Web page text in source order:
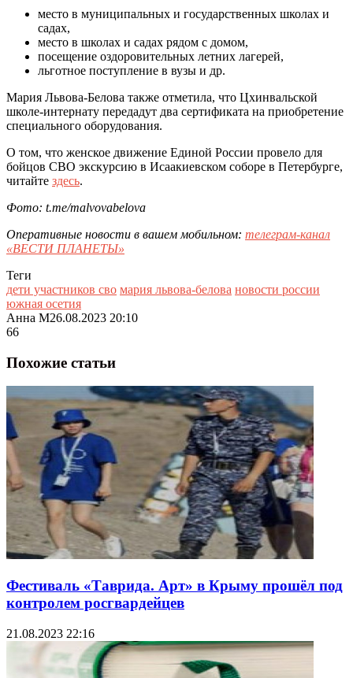
место в муниципальных и государственных школах и
садах,
место в школах и садах рядом с домом,
посещение оздоровительных летних лагерей,
льготное поступление в вузы и др.
Мария Львова-Белова также отметила, что Цхинвальской
школе-интернату передадут два сертификата на приобретение
специального оборудования.
О том, что женское движение Единой России провело для
бойцов СВО экскурсию в Исаакиевском соборе в Петербурге,
читайте здесь.
Фото: t.me/malvovabelova
Оперативные новости в вашем мобильном: телеграм-канал
«ВЕСТИ ПЛАНЕТЫ»
Теги
дети участников сво мария львова-белова новости россии
южная осетия
Анна М26.08.2023 20:10
66
Похожие статьи
Фестиваль «Таврида. Арт» в Крыму прошёл под
контролем росгвардейцев
21.08.2023 22:16